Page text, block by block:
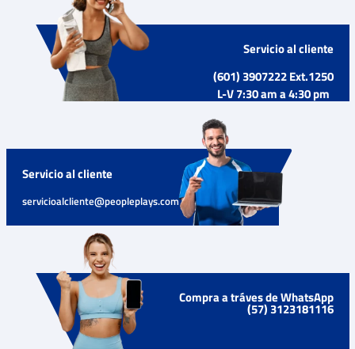
Servicio al cliente
(601) 3907222 Ext.1250
L-V 7:30 am a 4:30 pm
Servicio al cliente
servicioalcliente@peopleplays.com
Compra a tráves de WhatsApp
(57) 3123181116